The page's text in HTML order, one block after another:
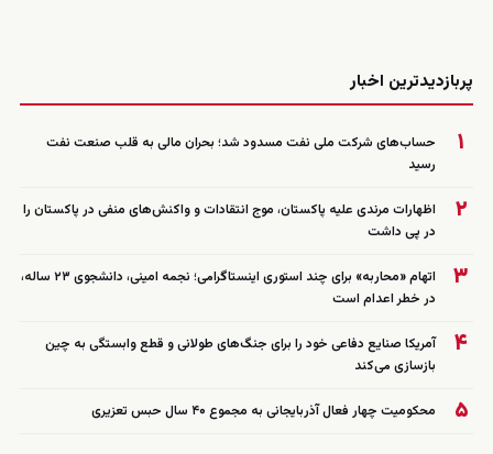
پربازدیدترین اخبار
۱
حساب‌های شرکت ملی نفت مسدود شد؛ بحران مالی به قلب صنعت نفت
رسید
۲
اظهارات مرندی علیه پاکستان، موج انتقادات و واکنش‌های منفی در پاکستان را
در پی داشت
۳
اتهام «محاربه» برای چند استوری اینستاگرامی؛ نجمه امینی، دانشجوی ۲۳ ساله،
در خطر اعدام است
۴
آمریکا صنایع دفاعی خود را برای جنگ‌های طولانی و قطع وابستگی به چین
بازسازی می‌کند
۵ محکومیت چهار فعال آذربایجانی به مجموع ۴۰ سال حبس تعزیری